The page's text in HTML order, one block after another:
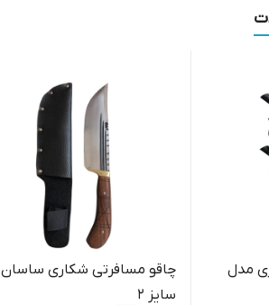
مدل
چاقو مسافرتی شکاری ساسان
سایز 2